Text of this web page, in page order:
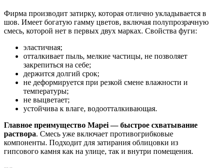
Фирма производит затирку, которая отлично укладывается в
шов. Имеет богатую гамму цветов, включая полупрозрачную
смесь, которой нет в первых двух марках. Свойства фуги:
эластичная;
отталкивает пыль, мелкие частицы, не позволяет
закрепиться на себе;
держится долгий срок;
не деформируется при резкой смене влажности и
температуры;
не выцветает;
устойчива к влаге, водоотталкивающая.
Главное преимущество Mapei — быстрое схватывание
раствора. Смесь уже включает противогрибковые
компоненты. Подходит для затирания облицовки из
гипсового камня как на улице, так и внутри помещения.